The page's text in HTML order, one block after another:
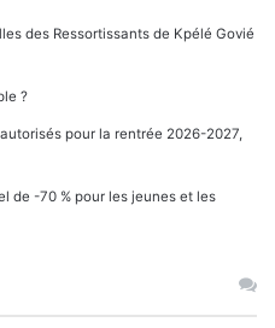
des Ressortissants de Kpélé Govié
?
pour la rentrée 2026-2027,
de -70 % pour les jeunes et les